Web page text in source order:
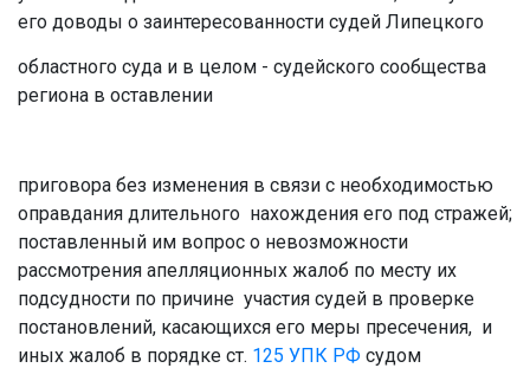
его доводы о заинтересованности судей Липецкого
областного суда и в целом - судейского сообщества
региона в оставлении
приговора без изменения в связи с необходимостью
оправдания длительного нахождения его под стражей;
поставленный им вопрос о невозможности
рассмотрения апелляционных жалоб по месту их
подсудности по причине участия судей в проверке
постановлений, касающихся его меры пресечения, и
иных жалоб в порядке ст. 125 УПК РФ судом